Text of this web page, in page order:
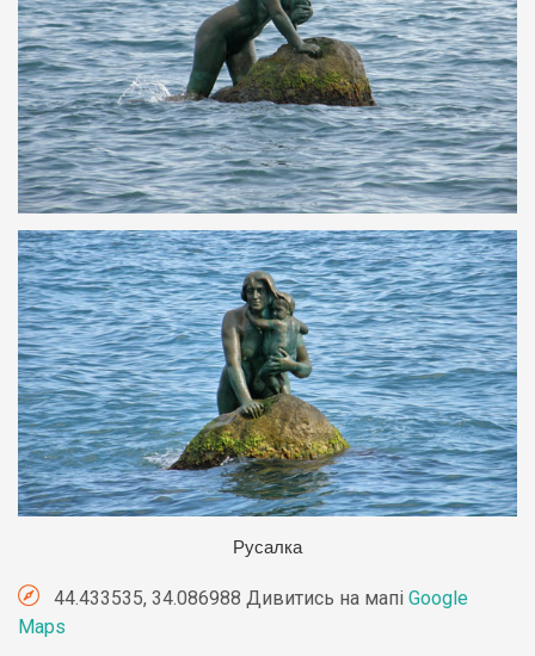
Русалка
44.433535, 34.086988 Дивитись на мапі Google
Maps